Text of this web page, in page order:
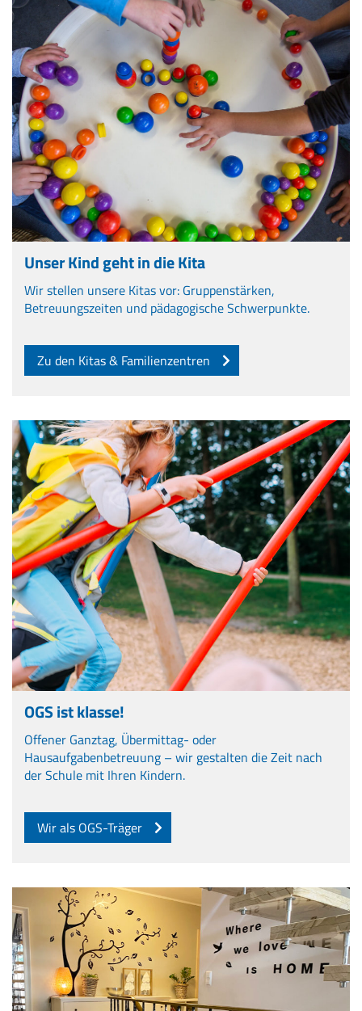
Unser Kind geht in die Kita
Wir stellen unsere Kitas vor: Gruppenstärken,
Betreuungszeiten und pädagogische Schwerpunkte.
Zu den Kitas & Familienzentren
OGS ist klasse!
Offener Ganztag, Übermittag- oder
Hausaufgabenbetreuung – wir gestalten die Zeit nach
der Schule mit Ihren Kindern.
Wir als OGS-Träger